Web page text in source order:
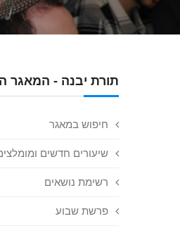
תורת יבנה - המאגר
חיפוש במאגר
שיעורים חדשים
רשימת נושאים
פרשת שבוע